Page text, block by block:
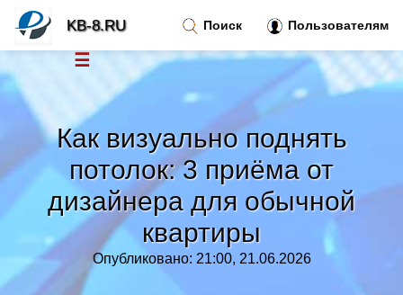
Как визуально поднять
потолок: 3 приёма от
дизайнера для обычной
квартиры
Опубликовано: 21:00, 21.06.2026
Поиск Пользователям
KB-8.RU
☰
Тренды новостей»
Рубрики»
Правила »